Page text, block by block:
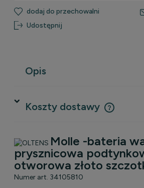
dodaj do przechowalni
Udostępnij
Opis
Koszty dostawy
Cena nie zawiera ewentualnych
Molle -bateria
prysznicowa
otworowa złoto
Numer art. 34105810